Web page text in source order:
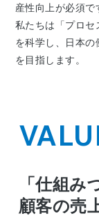
産性向上が必須で
私たちは「プロセ
を科学し、日本
を目指します。
「仕組
顧客の売